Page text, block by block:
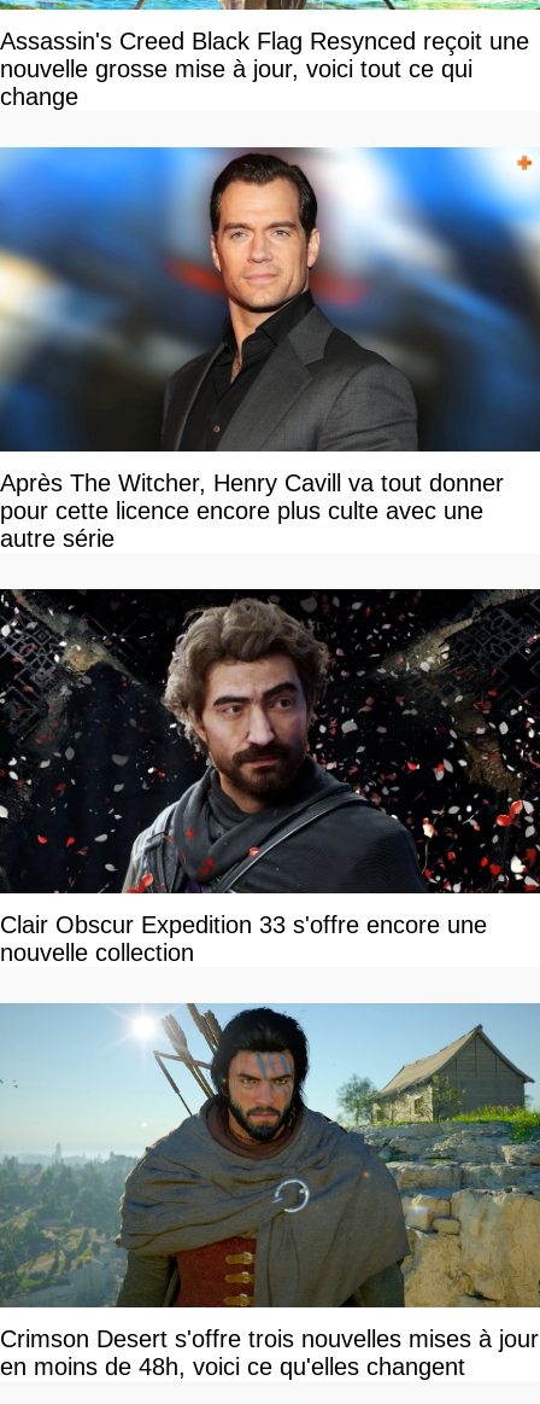
Assassin's Creed Black Flag Resynced reçoit une
nouvelle grosse mise à jour, voici tout ce qui
change
Après The Witcher, Henry Cavill va tout donner
pour cette licence encore plus culte avec une
autre série
Clair Obscur Expedition 33 s'offre encore une
nouvelle collection
Crimson Desert s'offre trois nouvelles mises à jour
en moins de 48h, voici ce qu'elles changent